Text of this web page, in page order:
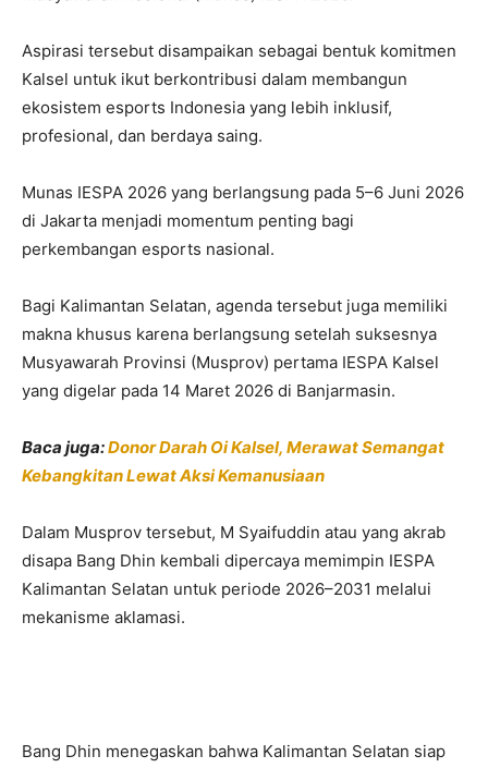
Aspirasi tersebut disampaikan sebagai bentuk komitmen
Kalsel untuk ikut berkontribusi dalam membangun
ekosistem esports Indonesia yang lebih inklusif,
profesional, dan berdaya saing.
Munas IESPA 2026 yang berlangsung pada 5–6 Juni 2026
di Jakarta menjadi momentum penting bagi
perkembangan esports nasional.
Bagi Kalimantan Selatan, agenda tersebut juga memiliki
makna khusus karena berlangsung setelah suksesnya
Musyawarah Provinsi (Musprov) pertama IESPA Kalsel
yang digelar pada 14 Maret 2026 di Banjarmasin.
Baca juga:Donor Darah Oi Kalsel, Merawat Semangat
Kebangkitan Lewat Aksi Kemanusiaan
Dalam Musprov tersebut, M Syaifuddin atau yang akrab
disapa Bang Dhin kembali dipercaya memimpin IESPA
Kalimantan Selatan untuk periode 2026–2031 melalui
mekanisme aklamasi.
Bang Dhin menegaskan bahwa Kalimantan Selatan siap